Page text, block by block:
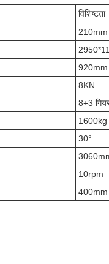
विशिष्टता
210mm
920mm
8KN
8+3
1600kg
30°
10rpm
400mm